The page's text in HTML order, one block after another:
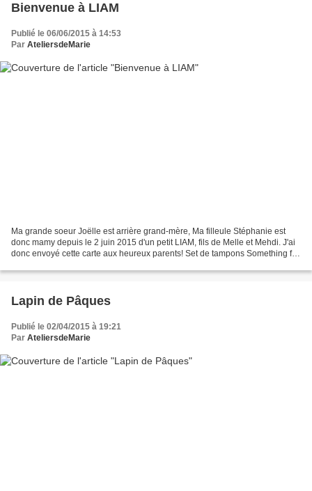
Bienvenue à LIAM
Publié le 06/06/2015 à 14:53
Par AteliersdeMarie
Ma grande soeur Joëlle est arrière grand-mère, Ma filleule Stéphanie est
donc mamy depuis le 2 juin 2015 d'un petit LIAM, fils de Melle et Mehdi. J'ai
donc envoyé cette carte aux heureux parents! Set de tampons Something for
Lapin de Pâques
Publié le 02/04/2015 à 19:21
Par AteliersdeMarie